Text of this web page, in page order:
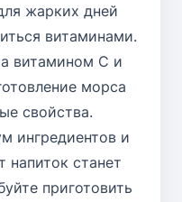
жарких дней
витаминами.
витамином C и
морса
свойства.
ингредиентов и
станет
приготовить